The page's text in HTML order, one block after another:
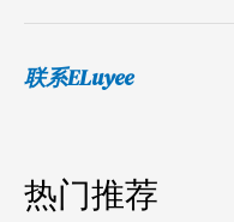
联系ELuyee
热门推荐